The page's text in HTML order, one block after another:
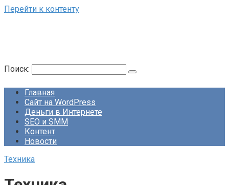
Перейти к контенту
Поиск:
Главная
Сайт на WordPress
Деньги в Интернете
SEO и SMM
Контент
Новости
Техника